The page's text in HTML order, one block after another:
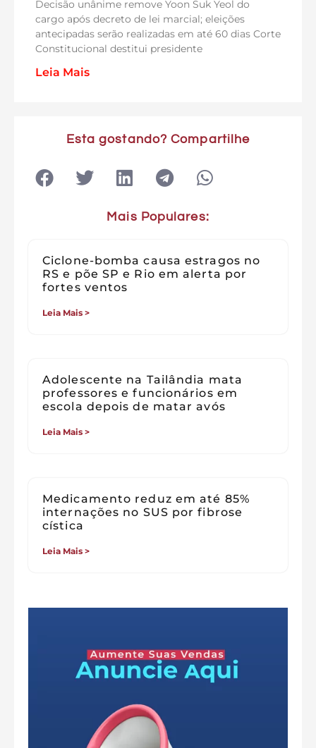
Decisão unânime remove Yoon Suk Yeol do
cargo após decreto de lei marcial; eleições
antecipadas serão realizadas em até 60 dias Corte
Constitucional destitui presidente
Leia Mais
Esta gostando? Compartilhe
Mais Populares:
Ciclone-bomba causa estragos no
RS e põe SP e Rio em alerta por
fortes ventos
Leia Mais >
Adolescente na Tailândia mata
professores e funcionários em
escola depois de matar avós
Leia Mais >
Medicamento reduz em até 85%
internações no SUS por fibrose
cística
Leia Mais >